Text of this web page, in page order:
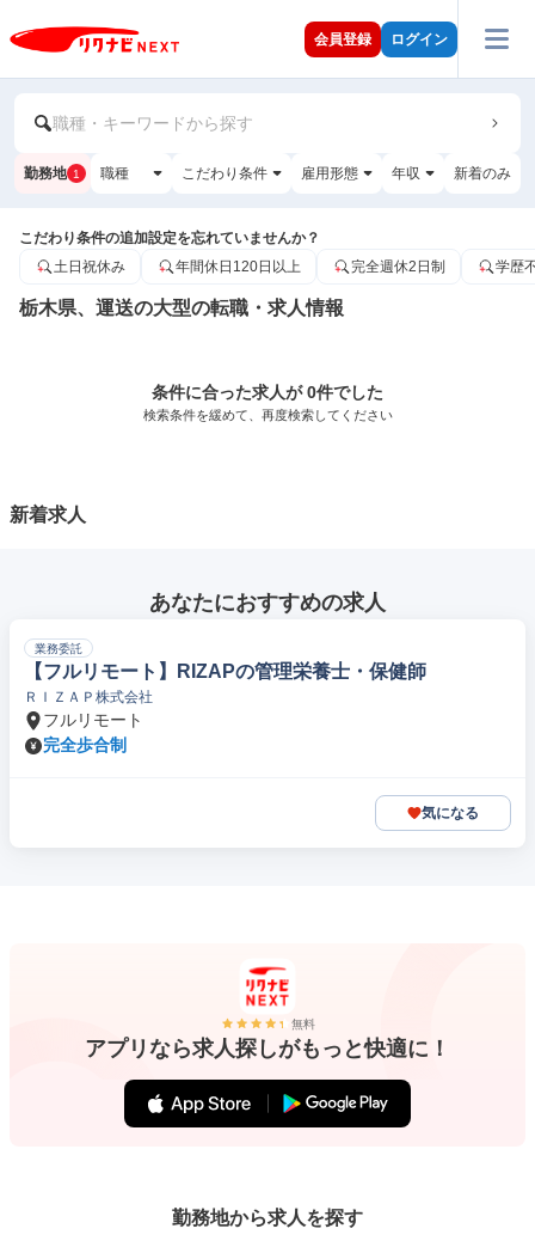
会員登録 ログイン
職種・キーワードから探す
勤務地 1 職種 こだわり条件 雇用形態 年収 新着のみ
こだわり条件の追加設定を忘れていませんか？
土日祝休み
年間休日120日以上 完全週休2日制 学歴
栃木県、運送の大型の転職・求人情報
条件に合った求人が 0件でした
検索条件を緩めて、再度検索してください
新着求人
あなたにおすすめの求人
業務委託
【フルリモート】RIZAPの管理栄養士・保健師
ＲＩＺＡＰ株式会社
フルリモート
完全歩合制
気になる
無料
アプリなら求人探しがもっと快適に！
勤務地から求人を探す